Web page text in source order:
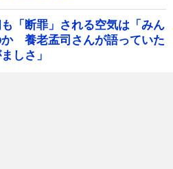
「断罪」される空気は「みん
養老孟司さんが語っていた
しさ」